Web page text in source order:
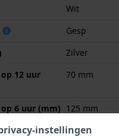
Wit
Gesp
Zilver
12 uur
70 mm
6 uur (mm) 125 mm
Bandpennen
instellingen